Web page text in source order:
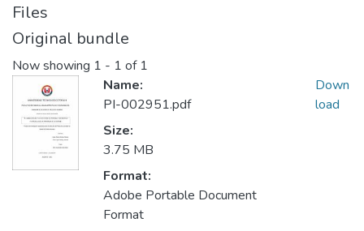
Files
Original bundle
Now showing 1 - 1 of 1
Name:
PI-002951.pdf
Size:
3.75 MB
Format:
Adobe Portable Document
Format
Down
load